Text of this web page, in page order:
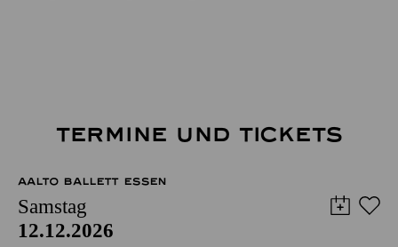
TERMINE UND TICKETS
AALTO BALLETT ESSEN
Samstag
12.12.2026